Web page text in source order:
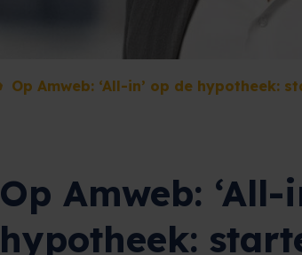
Op Amweb: ‘All-in’ op de hypotheek:
Op Amweb: ‘All-
hypotheek: